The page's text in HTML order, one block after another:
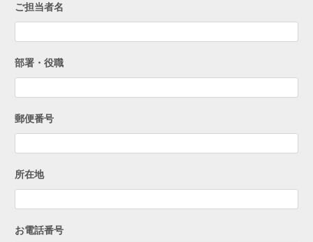
ご担当者名
部署・役職
郵便番号
所在地
お電話番号